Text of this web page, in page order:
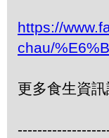
https://
chau/
更多食生資